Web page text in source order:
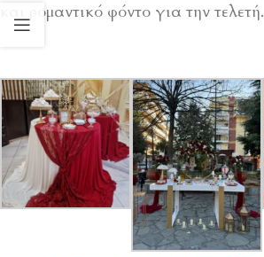
και ρομαντικό φόντο για την τελετή.